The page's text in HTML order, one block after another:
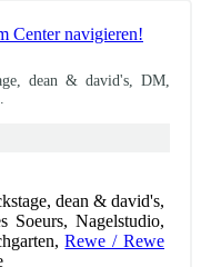
Center navigieren!
dean & david's, DM,
dean & david's,
Nagelstudio,
Rewe / Rewe